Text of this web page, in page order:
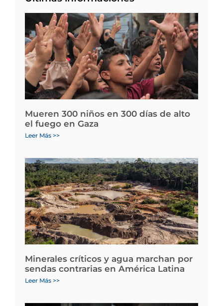
Mueren 300 niños en 300 días de alto
el fuego en Gaza
Leer Más >>
Minerales críticos y agua marchan por
sendas contrarias en América Latina
Leer Más >>